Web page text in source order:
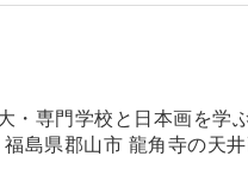
島県郡山市 龍角寺の天井